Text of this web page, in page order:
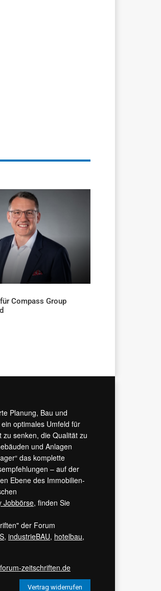
Compass Group
Planung, Bau und
optimales Umfeld für
senken, die Qualität zu
und Anlagen
das komplette
– auf der
Ebene des Immobilien-
Jobbörse, finden Sie
der Forum
, industrieBAU, hotelbau,
zeitschriften.de
Vertrag widerrufen